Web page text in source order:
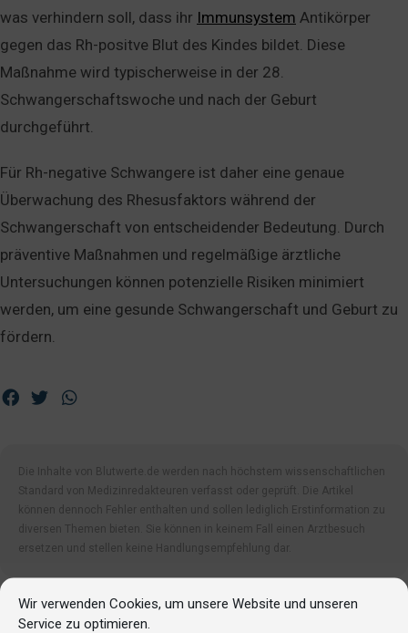
Wir verwenden Cookies, um unsere Website und unseren
Service zu optimieren.
was verhindern soll, dass ihr Immunsystem Antikörper
gegen das Rh-positve Blut des Kindes bildet. Diese
Maßnahme wird typischerweise in der 28.
Schwangerschaftswoche und nach der Geburt
durchgeführt.
Für Rh-negative Schwangere ist daher eine genaue
Überwachung des Rhesusfaktors während der
Schwangerschaft von entscheidender Bedeutung. Durch
präventive Maßnahmen und regelmäßige ärztliche
Untersuchungen können potenzielle Risiken minimiert
werden, um eine gesunde Schwangerschaft und Geburt zu
fördern.
Die Inhalte von Blutwerte.de werden nach höchstem wissenschaftlichen
Standard von Medizinredakteuren verfasst oder geprüft. Die Artikel
können dennoch Fehler enthalten und sollen lediglich Erstinformation zu
diversen Themen bieten. Sie können in keinem Fall einen Arztbesuch
ersetzen und stellen keine Handlungsempfehlung dar.